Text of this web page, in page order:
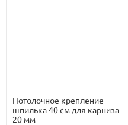
Потолочное крепление
шпилька 40 см для карниза
20 мм